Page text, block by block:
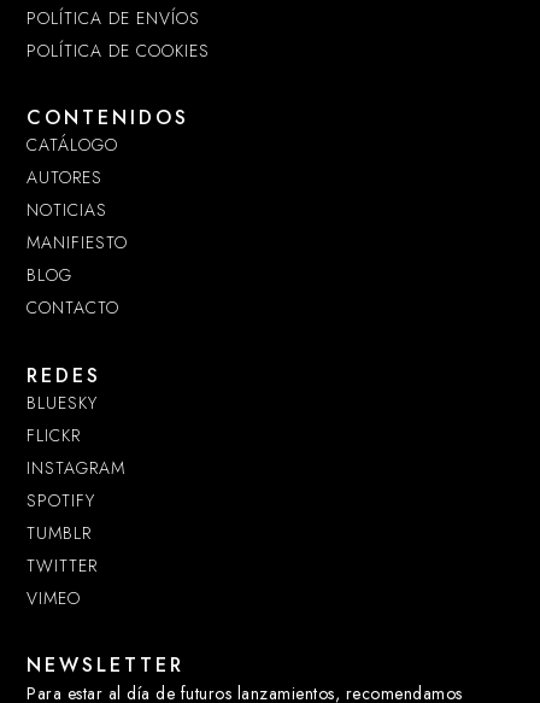
POLÍTICA DE ENVÍOS
POLÍTICA DE COOKIES
CONTENIDOS
CATÁLOGO
AUTORES
NOTICIAS
MANIFIESTO
BLOG
CONTACTO
REDES
BLUESKY
FLICKR
INSTAGRAM
SPOTIFY
TUMBLR
TWITTER
VIMEO
NEWSLETTER
Para estar al día de futuros lanzamientos, recomendamos